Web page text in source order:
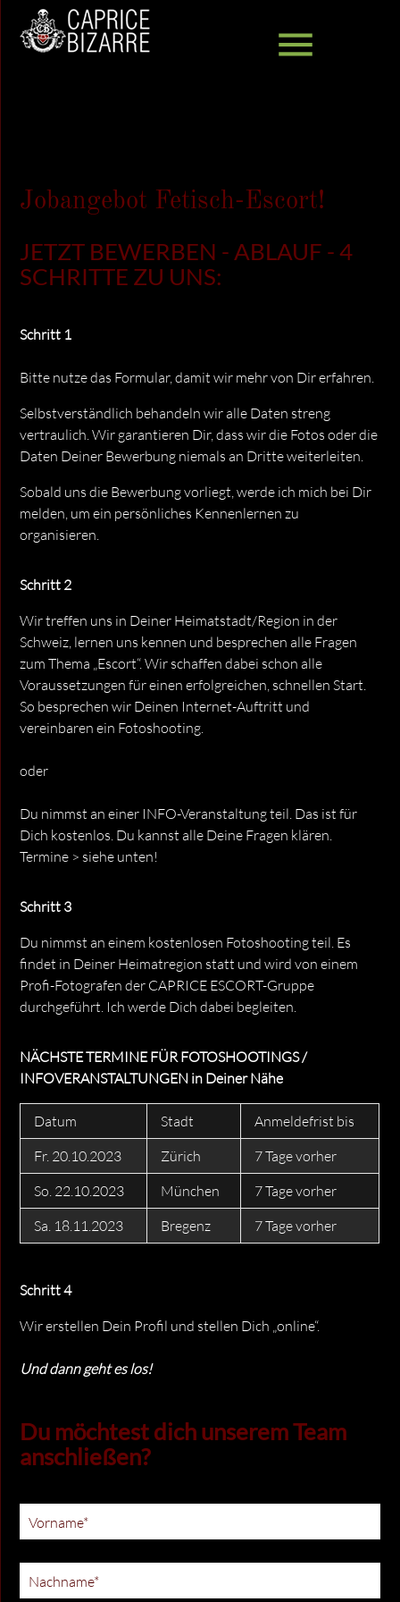
menu
Jobangebot Fetisch-Escort!
JETZT BEWERBEN - ABLAUF - 4
SCHRITTE ZU UNS:
Schritt 1
Bitte nutze das Formular, damit wir mehr von Dir erfahren.
Selbstverständlich behandeln wir alle Daten streng
vertraulich. Wir garantieren Dir, dass wir die Fotos oder die
Daten Deiner Bewerbung niemals an Dritte weiterleiten.
Sobald uns die Bewerbung vorliegt, werde ich mich bei Dir
melden, um ein persönliches Kennenlernen zu
organisieren.
Schritt 2
Wir treffen uns in Deiner Heimatstadt/Region in der
Schweiz, lernen uns kennen und besprechen alle Fragen
zum Thema „Escort“. Wir schaffen dabei schon alle
Voraussetzungen für einen erfolgreichen, schnellen Start.
So besprechen wir Deinen Internet-Auftritt und
vereinbaren ein Fotoshooting.
oder
Du nimmst an einer INFO-Veranstaltung teil. Das ist für
Dich kostenlos. Du kannst alle Deine Fragen klären.
Termine > siehe unten!
Schritt 3
Du nimmst an einem kostenlosen Fotoshooting teil. Es
findet in Deiner Heimatregion statt und wird von einem
Profi-Fotografen der CAPRICE ESCORT-Gruppe
durchgeführt. Ich werde Dich dabei begleiten.
NÄCHSTE TERMINE FÜR FOTOSHOOTINGS /
INFOVERANSTALTUNGEN in Deiner Nähe
Datum Stadt
Anmeldefrist bis
Fr. 20.10.2023
Zürich
7 Tage vorher
So. 22.10.2023
München
7 Tage vorher
Sa. 18.11.2023
Bregenz 7 Tage vorher
Schritt 4
Wir erstellen Dein Profil und stellen Dich „online“.
Und dann geht es los!
Du möchtest dich unserem Team
anschließen?
Pflichtfeld
Vorname*
Pflichtfeld
Nachname*